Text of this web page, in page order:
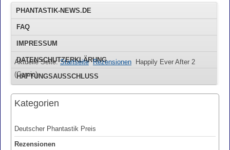
PHANTASTIK-NEWS.DE
FAQ
IMPRESSUM
DATENSCHUTZERKLÄRUNG
HAFTUNGSAUSSCHLUSS
Aktuelle Seite:Startseite Rezensionen
Happily Ever After 2
(Comic)
Kategorien
Deutscher Phantastik Preis
Rezensionen